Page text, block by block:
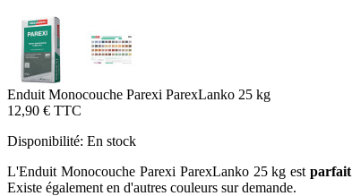
Enduit Monocouche Parexi ParexLanko 25 kg
12,90 € TTC
Disponibilité: En stock
L'Enduit Monocouche Parexi ParexLanko 25 kg estparfait
Existe également en d'autres couleurs sur demande.